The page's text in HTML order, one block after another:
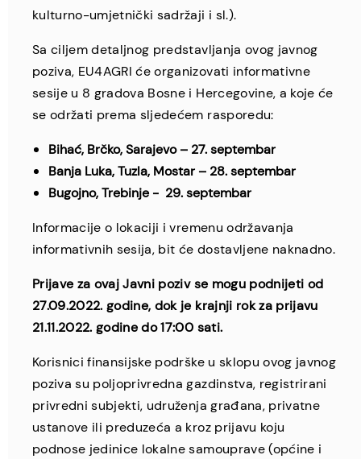
kulturno-umjetnički sadržaji i sl.).
Sa ciljem detaljnog predstavljanja ovog javnog
poziva, EU4AGRI će organizovati informativne
sesije u 8 gradova Bosne i Hercegovine, a koje će
se održati prema sljedećem rasporedu:
Bihać, Brčko, Sarajevo – 27. septembar
Banja Luka, Tuzla, Mostar – 28. septembar
Bugojno, Trebinje - 29. septembar
Informacije o lokaciji i vremenu održavanja
informativnih sesija, bit će dostavljene naknadno.
Prijave za ovaj Javni poziv se mogu podnijeti od
27.09.2022. godine, dok je krajnji rok za prijavu
21.11.2022. godine do 17:00 sati.
Korisnici finansijske podrške u sklopu ovog javnog
poziva su poljoprivredna gazdinstva, registrirani
privredni subjekti, udruženja građana, privatne
ustanove ili preduzeća a kroz prijavu koju
podnose jedinice lokalne samouprave (općine i